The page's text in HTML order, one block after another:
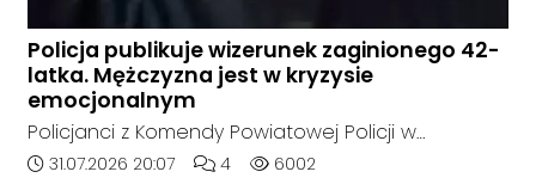
Policja publikuje wizerunek zaginionego 42-
latka. Mężczyzna jest w kryzysie
emocjonalnym
Policjanci z Komendy Powiatowej Policji w
Kędzierzynie-Koźlu poszukują zaginionego 42-latka,
Data dodania artykułu:
31.07.2026 20:07 Liczba komentarzy artykułu:
4 Liczba odsłon artykułu:
6002